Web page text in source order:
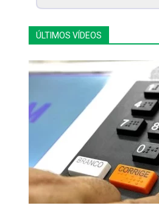
ÚLTIMOS VÍDEOS